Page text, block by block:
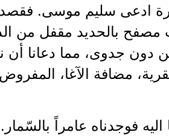
ادعى سليم موسى.
بالحديد مقفل من
دون جدوى، مما دعانا أن
مضافة الآغا،
فوجدناه عامراً